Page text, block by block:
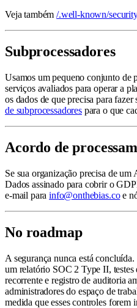
Veja também /.well-known/
Subprocessadores
Usamos um pequeno conjunto de
serviços avaliados para operar a
os dados de que precisa para fazer
de subprocessadorespara o que
Acordo de
Se sua organização precisa de um
Dados assinado para cobrir o
e-mail para info@onthebias.coe
No roadmap
A segurança nunca está
um relatório SOC 2 Type II, testes
recorrente e registro de auditoria
administradores do espaço de
medida que esses controles forem